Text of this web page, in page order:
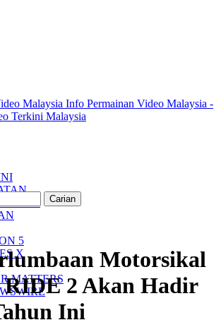
Info Permainan Video Malaysia -
Terkini Malaysia
5
X
MATTERS
Motorsikal
2 Akan Hadir
Ini